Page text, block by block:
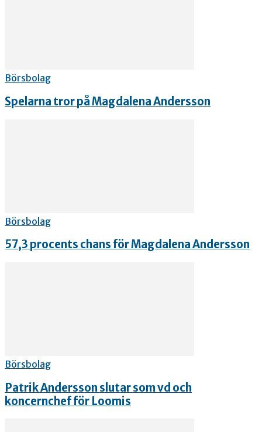
Börsbolag
Spelarna tror på Magdalena Andersson
Börsbolag
57,3 procents chans för Magdalena Andersson
Börsbolag
Patrik Andersson slutar som vd och
koncernchef för Loomis